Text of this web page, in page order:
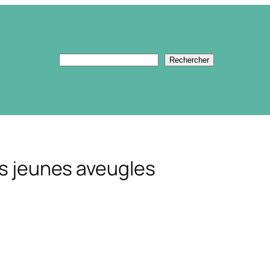
Rechercher Rechercher
jeunes aveugles